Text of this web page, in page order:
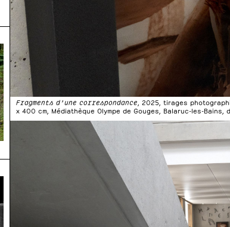
Fragments d’une correspondance , 2025, tirages
x 400 cm, Médiathèque Olympe de Gouges, Balaruc-les-Bains,